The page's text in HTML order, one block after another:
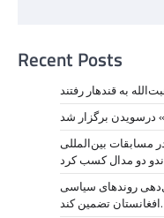
Recent Posts
به قندهار رفتند
درسویدن برگزار شد
مسابقات بین‌المللی
دو مدال کسب کرد
روندهای سیاسی
افغانستان تضمین کند.